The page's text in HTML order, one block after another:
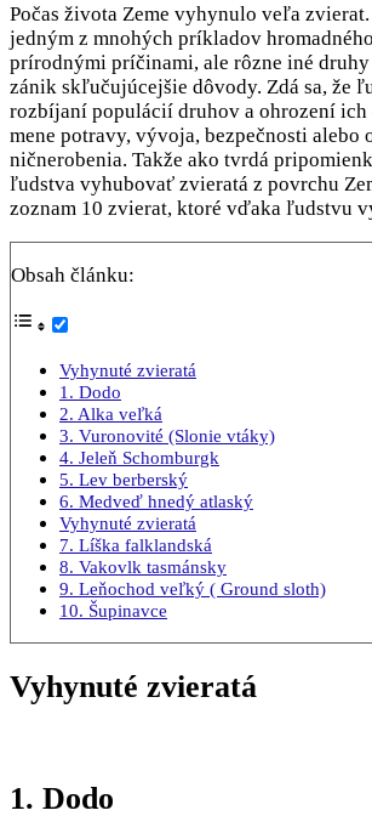
Počas života Zeme vyhynulo veľa
jedným z mnohých príkladov
prírodnými príčinami, ale rôzne iné
zánik skľučujúcejšie dôvody. Zdá sa, že
rozbíjaní populácií druhov a ohrození ich
mene potravy, vývoja, bezpečnosti alebo
ničnerobenia. Takže ako tvrdá
ľudstva vyhubovať zvieratá z povrchu
zoznam 10 zvierat, ktoré vďaka ľudstvu
Obsah článku:
Vyhynuté zvieratá
1. Dodo
2. Alka veľká
3. Vuronovité (Slonie vtáky)
4. Jeleň Schomburgk
5. Lev berberský
6. Medveď hnedý atlaský
Vyhynuté zvieratá
7. Líška falklandská
8. Vakovlk tasmánsky
9. Leňochod veľký ( Ground sloth)
10. Šupinavce
Vyhynuté zvieratá
1. Dodo